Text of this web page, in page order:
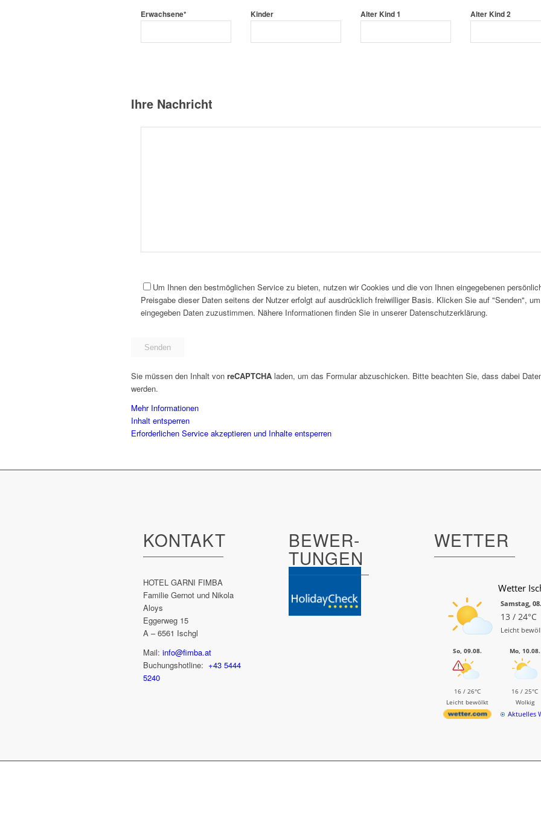
Erwachsene* Kinder Alter Kind 1 Alter Kind 2
Ihre Nachricht
Um Ihnen den bestmöglichen Service zu bieten, nutzen wir Cookies und die von Ihnen eingegebenen
Preisgabe dieser Daten seitens der Nutzer erfolgt auf ausdrücklich freiwilliger Basis. Klicken Sie auf "Senden",
eingegeben Daten zuzustimmen. Nähere Informationen finden Sie in unserer Datenschutzerklärung.
Sie müssen den Inhalt von reCAPTCHA laden, um das Formular abzuschicken. Bitte beachten Sie, dass dabei
werden.
Mehr Informationen
Inhalt entsperren
Erforderlichen Service akzeptieren und Inhalte entsperren
KONTAKT
HOTEL GARNI FIMBA
Familie Gernot und Nikola
Aloys
Eggerweg 15
A – 6561 Ischgl
Mail: info@fimba.at
Buchungshotline: +43 5444
5240
BEWER­
TUNGEN
WETTER
Wetter
Samstag,
13 / 24°C
Leicht
So, 09.08.
16 / 26°C
Leicht bewölkt
Mo, 10.08.
16 / 25°C
Wolkig
Aktuelles